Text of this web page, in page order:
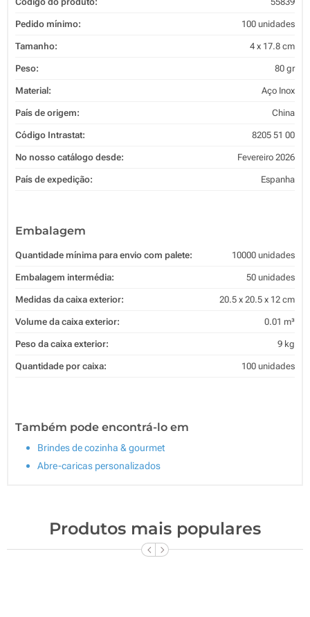
Pedido mínimo: 100 unidades
Tamanho: 4 x 17.8 cm
Peso: 80 gr
Material: Aço Inox
País de origem: China
Código Intrastat: 8205 51 00
No nosso catálogo desde: Fevereiro 2026
País de expedição: Espanha
Embalagem
Quantidade mínima para envio com palete: 10000 unidades
Embalagem intermédia: 50 unidades
Medidas da caixa exterior: 20.5 x 20.5 x 12 cm
Volume da caixa exterior: 0.01 m³
Peso da caixa exterior: 9 kg
Quantidade por caixa: 100 unidades
Também pode encontrá-lo em
Brindes de cozinha & gourmet
Abre-caricas personalizados
Produtos mais populares